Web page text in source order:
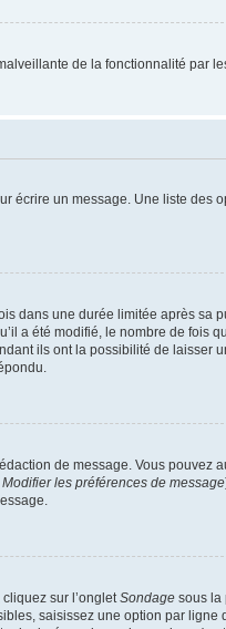
de la fonctionnalité par
écrire un message. Une liste des
dans une durée limitée après sa
a été modifié, le nombre de fois
ils ont la possibilité de laisser
de message. Vous pouvez
les préférences de message
sur l’ongletSondage sous la
saisissez une option par ligne